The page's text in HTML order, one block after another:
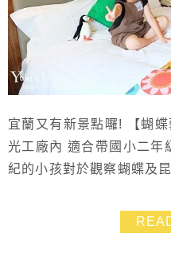
宜蘭又有新景點囉! 【蝴
光工廠內 適合帶國小二年
紀的小孩對於觀察蝴蝶及
~~ 因為仔細的觀察.我們
的美❤這次收獲滿滿滿 附